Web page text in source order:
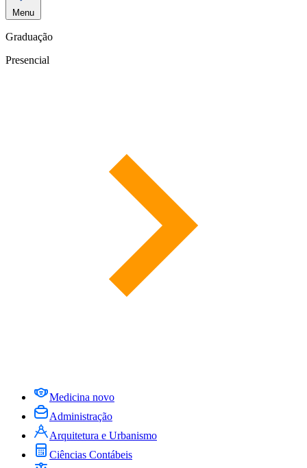
Menu
Graduação
Presencial
Medicina novo
Administração
Arquitetura e Urbanismo
Ciências Contábeis